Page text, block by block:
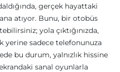
gerçek hayattaki
atıyor. Bunu, bir otobüs
yola çıktığınızda,
yerine sadece telefonunuza
bu durum, yalnızlık hissine
sanal oyunlarla